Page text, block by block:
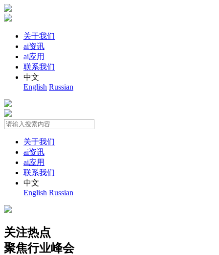
关于我们
ai资讯
ai应用
联系我们
中文
English Russian
关于我们
ai资讯
ai应用
联系我们
中文
English Russian
关注热点
聚焦行业峰会